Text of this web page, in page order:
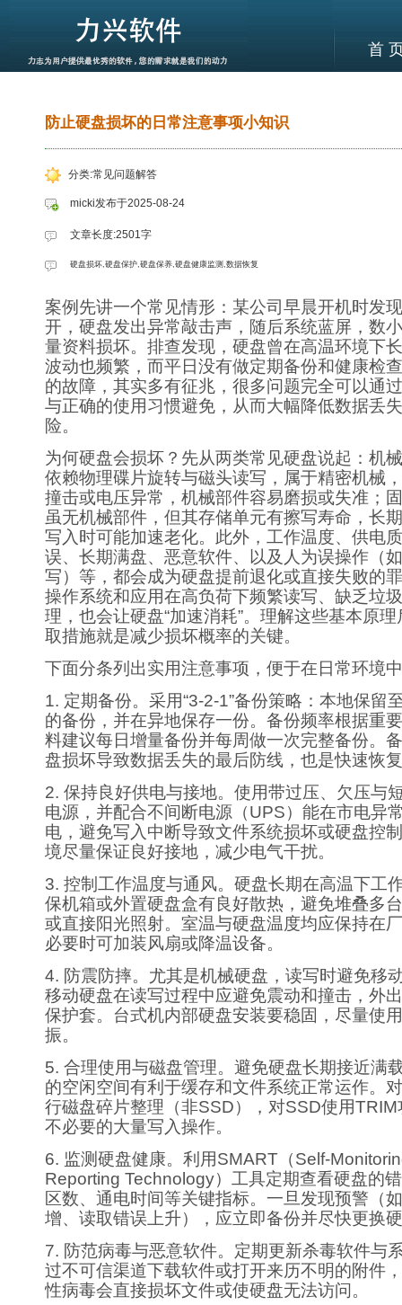
首
防止硬盘损坏的日常注意事项小知识
分类:常见问题解答
micki发布于2025-08-24
文章长度:2501字
硬盘损坏,硬盘保护,硬盘保养,硬盘健康监测,数据恢复
案例先讲一个常见情形：某公司早晨开机时发
开，硬盘发出异常敲击声，随后系统蓝屏，数
量资料损坏。排查发现，硬盘曾在高温环境下
波动也频繁，而平日没有做定期备份和健康检
的故障，其实多有征兆，很多问题完全可以通
与正确的使用习惯避免，从而大幅降低数据丢
险。
为何硬盘会损坏？先从两类常见硬盘说起：机
依赖物理碟片旋转与磁头读写，属于精密机械
撞击或电压异常，机械部件容易磨损或失准；
虽无机械部件，但其存储单元有擦写寿命，长
写入时可能加速老化。此外，工作温度、供电
误、长期满盘、恶意软件、以及人为误操作（
写）等，都会成为硬盘提前退化或直接失败的
操作系统和应用在高负荷下频繁读写、缺乏垃
理，也会让硬盘“加速消耗”。理解这些基本原
取措施就是减少损坏概率的关键。
下面分条列出实用注意事项，便于在日常环境
1. 定期备份。采用“3-2-1”备份策略：本地保留
的备份，并在异地保存一份。备份频率根据重
料建议每日增量备份并每周做一次完整备份。
盘损坏导致数据丢失的最后防线，也是快速恢
2. 保持良好供电与接地。使用带过压、欠压与
电源，并配合不间断电源（UPS）能在市电异
电，避免写入中断导致文件系统损坏或硬盘控
境尽量保证良好接地，减少电气干扰。
3. 控制工作温度与通风。硬盘长期在高温下工
保机箱或外置硬盘盒有良好散热，避免堆叠多
或直接阳光照射。室温与硬盘温度均应保持在
必要时可加装风扇或降温设备。
4. 防震防摔。尤其是机械硬盘，读写时避免移
移动硬盘在读写过程中应避免震动和撞击，外
保护套。台式机内部硬盘安装要稳固，尽量使
振。
5. 合理使用与磁盘管理。避免硬盘长期接近满
的空闲空间有利于缓存和文件系统正常运作。
行磁盘碎片整理（非SSD），对SSD使用
不必要的大量写入操作。
6. 监测硬盘健康。利用SMART（Self-
Reporting Technology）工具定期查看硬盘的
区数、通电时间等关键指标。一旦发现预警（
增、读取错误上升），应立即备份并尽快更换
7. 防范病毒与恶意软件。定期更新杀毒软件与
过不可信渠道下载软件或打开来历不明的附件
性病毒会直接损坏文件或使硬盘无法访问。